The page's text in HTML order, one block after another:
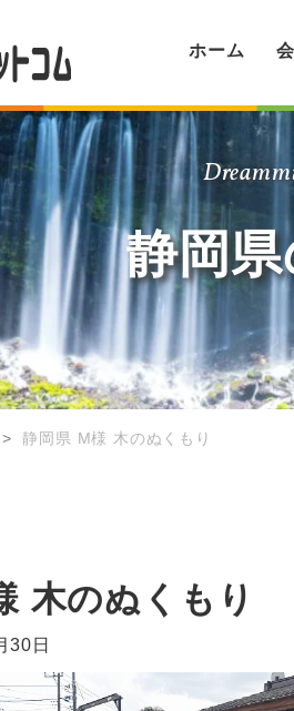
ホーム
静岡
> 静岡県 M様 木のぬくもり
木のぬくもり
30日